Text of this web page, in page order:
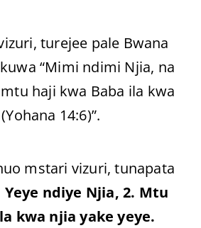
turejee pale Bwana
“Mimi ndimi Njia, na
haji kwa Baba ila kwa
14:6)”.
mstari vizuri, tunapata
Yeye ndiye Njia, 2. Mtu
kwa njia yake yeye.